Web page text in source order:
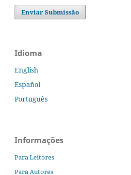
Enviar Submissão
Idioma
English
Español
Português
Informações
Para Leitores
Para Autores